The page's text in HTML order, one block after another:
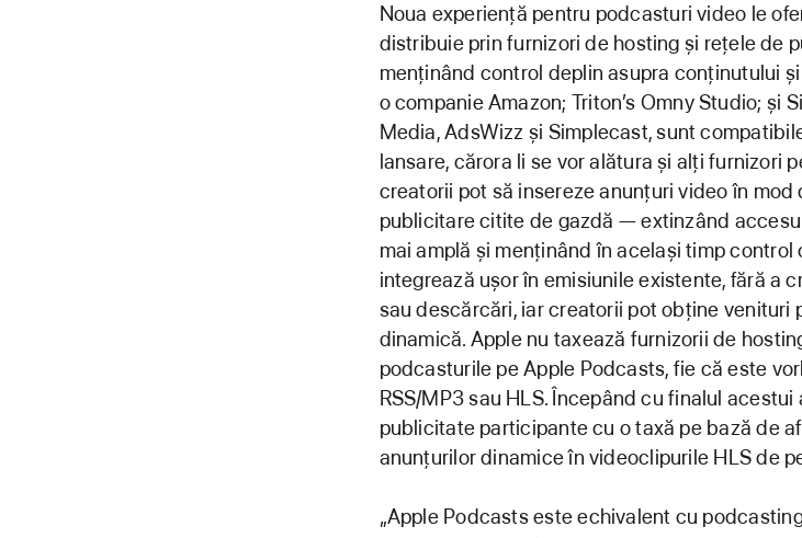
Noua experiență pentru podcasturi video le
distribuie prin furnizori de hosting și rețele de
menținând control deplin asupra conținutului
o companie Amazon; Triton’s Omny Studio; și
Media, AdsWizz și Simplecast, sunt
lansare, cărora li se vor alătura și alți furnizori
creatorii pot să insereze anunțuri video în
publicitare citite de gazdă — extinzând
mai amplă și menținând în același timp
integrează ușor în emisiunile existente, fără a
sau descărcări, iar creatorii pot obține venituri
dinamică. Apple nu taxează furnizorii de
podcasturile pe Apple Podcasts, fie că este
RSS/MP3 sau HLS. Începând cu finalul
publicitate participante cu o taxă pe bază de
anunțurilor dinamice în videoclipurile HLS de
„Apple Podcasts este echivalent cu